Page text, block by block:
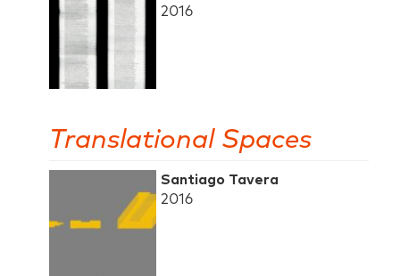
2016
Translational Spaces
Santiago Tavera
2016